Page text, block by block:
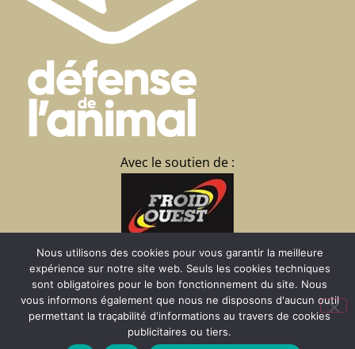
Avec le soutien de :
La Brisardière
35430 CHATEAUNEUF
d’Ille et Vilaine
02 23 15 07 09
Nous utilisons des cookies pour vous garantir la meilleure
expérience sur notre site web. Seuls les cookies techniques
sont obligatoires pour le bon fonctionnement du site. Nous
vous informons également que nous ne disposons d'aucun outil
permettant la traçabilité d'informations au travers de cookies
publicitaires ou tiers.